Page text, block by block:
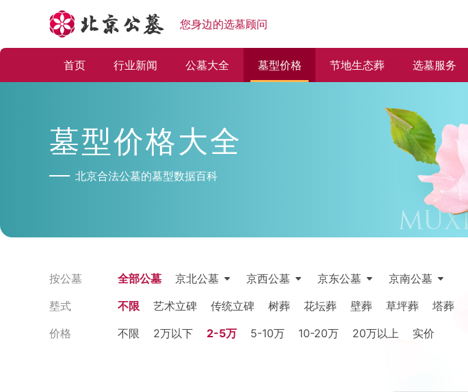
您身边的选墓顾问
首页 行业新闻 公墓大全 墓型价格 节地生态葬 选墓服务
墓型价格大全
北京合法公墓的墓型数据百科
按公墓 全部公墓 京北公墓 京西公墓 京东公墓
京南公墓
塟式
不限 艺术立碑 传统立碑 树葬 花坛葬 壁葬 草坪葬 塔葬
价格
不限 2万以下 2-5万 5-10万 10-20万 20万以上 实价